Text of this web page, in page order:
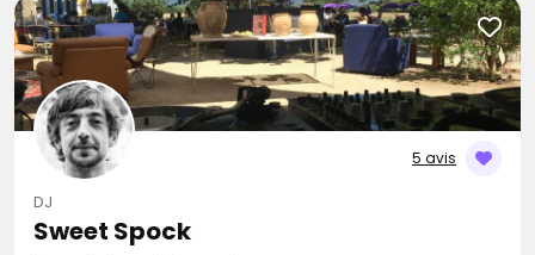
5 avis
DJ
Sweet Spock